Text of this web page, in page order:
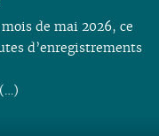
de mai 2026, ce
d’enregistrements